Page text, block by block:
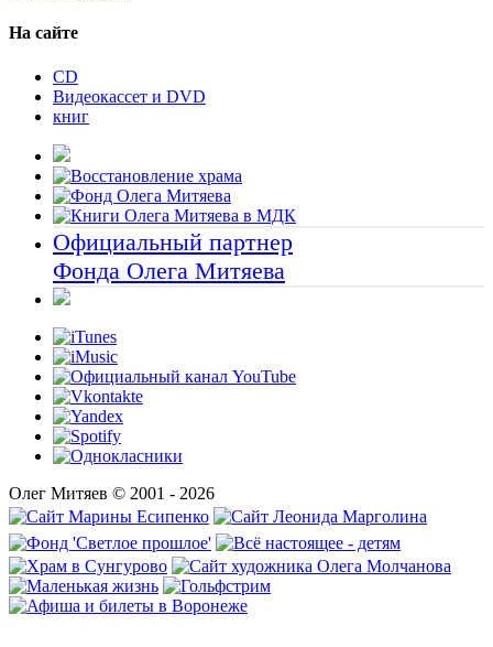
На сайте
CD
Видеокассет и DVD
книг
Официальный партнер
Фонда Олега Митяева
Олег Митяев © 2001 - 2026